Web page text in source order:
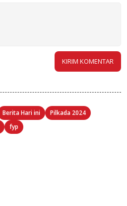
Berita Hari ini
Pilkada 2024
fyp